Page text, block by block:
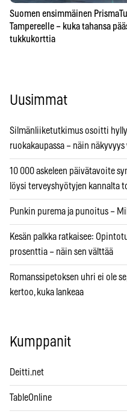
Suomen ensimmäinen
Tampereelle – kuka tahansa
tukkukorttia
Uusimmat
Silmänliiketutkimus osoitti
ruokakaupassa – näin
10 000 askeleen päivätavoite
löysi terveyshyötyjen kannalta
Punkin purema ja punoitus –
Kesän palkka ratkaisee:
prosenttia – näin sen välttää
Romanssipetoksen uhri ei ole
kertoo, kuka lankeaa
Kumppanit
Deitti.net
TableOnline